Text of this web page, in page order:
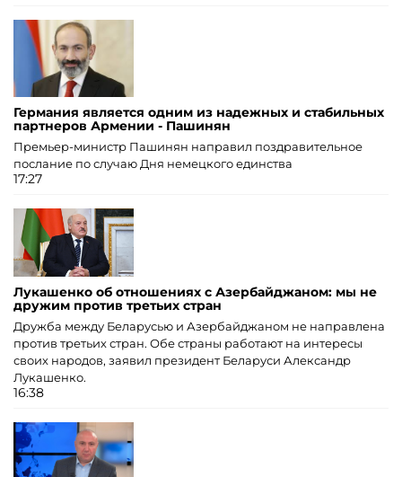
Германия является одним из надежных и стабильных
партнеров Армении - Пашинян
Премьер-министр Пашинян направил поздравительное
послание по случаю Дня немецкого единства
17:27
Лукашенко об отношениях с Азербайджаном: мы не
дружим против третьих стран
Дружба между Беларусью и Азербайджаном не направлена ​​
против третьих стран. Обе страны работают на интересы
своих народов, заявил президент Беларуси Александр
Лукашенко.
16:38